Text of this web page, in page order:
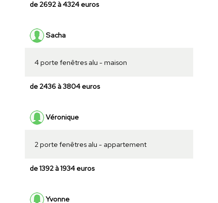
de 2692 à 4324 euros
Sacha
4 porte fenêtres alu - maison
de 2436 à 3804 euros
Véronique
2 porte fenêtres alu - appartement
de 1392 à 1934 euros
Yvonne